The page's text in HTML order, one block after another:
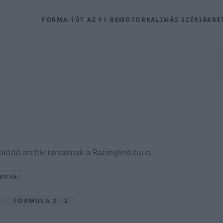
FORMA-1 ÚT AZ F1-BEMOTORRALIMÁS SZÉRIÁK
archív tartalmak a Racingline.hu-n.
FORMULA 2 · 2